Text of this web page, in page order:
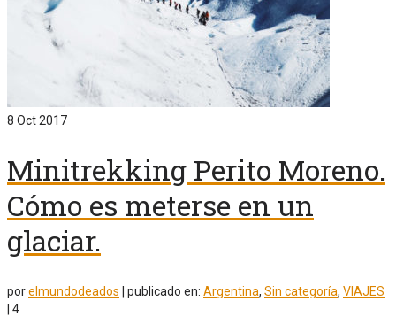
8 Oct 2017
Minitrekking Perito Moreno.
Cómo es meterse en un
glaciar.
porelmundodeados publicado en: Argentina, Sin categoría, VIAJES
4